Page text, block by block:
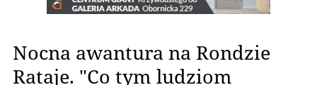
Nocna awantura na Rondzie
Rataje. "Co tym ludziom